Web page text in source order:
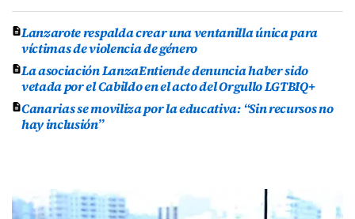
Lanzarote respalda crear una ventanilla única para
víctimas de violencia de género
La asociación LanzaEntiende denuncia haber sido
vetada por el Cabildo en el acto del Orgullo LGTBIQ+
Canarias se moviliza por la educativa: “Sin recursos no
hay inclusión”